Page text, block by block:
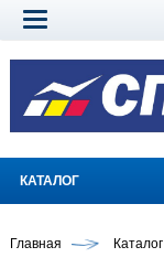
КАТАЛОГ
Главная Каталог